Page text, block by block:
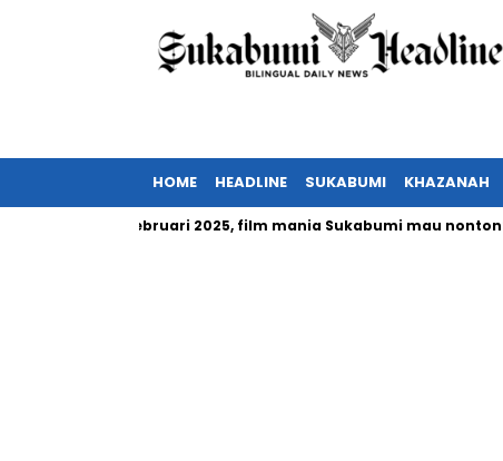
HOME HEADLINE SUKABUMI KHAZANAH
tayang Februari 2025, film mania Sukabumi mau nonton?